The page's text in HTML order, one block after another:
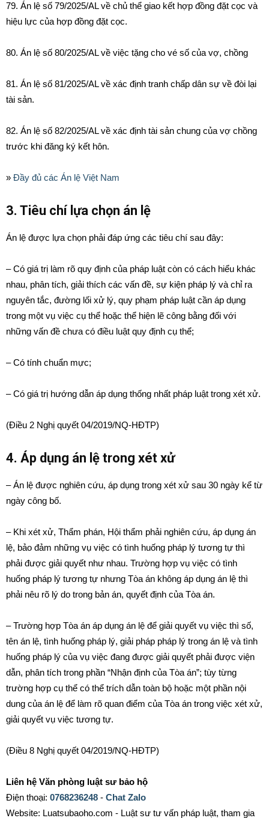
79. Án lệ số 79/2025/AL về chủ thể giao kết hợp đồng đặt cọc và
hiệu lực của hợp đồng đặt cọc.
80. Án lệ số 80/2025/AL về việc tặng cho vé số của vợ, chồng
81. Án lệ số 81/2025/AL về xác định tranh chấp dân sự về đòi lại
tài sản.
82. Án lệ số 82/2025/AL về xác định tài sản chung của vợ chồng
trước khi đăng ký kết hôn.
» Đầy đủ các Án lệ Việt Nam
3. Tiêu chí lựa chọn án lệ
Án lệ được lựa chọn phải đáp ứng các tiêu chí sau đây:
– Có giá trị làm rõ quy định của pháp luật còn có cách hiểu khác
nhau, phân tích, giải thích các vấn đề, sự kiện pháp lý và chỉ ra
nguyên tắc, đường lối xử lý, quy phạm pháp luật cần áp dụng
trong một vụ việc cụ thể hoặc thể hiện lẽ công bằng đối với
những vấn đề chưa có điều luật quy định cụ thể;
– Có tính chuẩn mực;
– Có giá trị hướng dẫn áp dụng thống nhất pháp luật trong xét xử.
(Điều 2 Nghị quyết 04/2019/NQ-HĐTP)
4. Áp dụng án lệ trong xét xử
– Án lệ được nghiên cứu, áp dụng trong xét xử sau 30 ngày kể từ
ngày công bố.
– Khi xét xử, Thẩm phán, Hội thẩm phải nghiên cứu, áp dụng án
lệ, bảo đảm những vụ việc có tình huống pháp lý tương tự thì
phải được giải quyết như nhau. Trường hợp vụ việc có tình
huống pháp lý tương tự nhưng Tòa án không áp dụng án lệ thì
phải nêu rõ lý do trong bản án, quyết định của Tòa án.
– Trường hợp Tòa án áp dụng án lệ để giải quyết vụ việc thì số,
tên án lệ, tình huống pháp lý, giải pháp pháp lý trong án lệ và tình
huống pháp lý của vụ việc đang được giải quyết phải được viện
dẫn, phân tích trong phần “Nhận định của Tòa án”; tùy từng
trường hợp cụ thể có thể trích dẫn toàn bộ hoặc một phần nội
dung của án lệ để làm rõ quan điểm của Tòa án trong việc xét xử,
giải quyết vụ việc tương tự.
(Điều 8 Nghị quyết 04/2019/NQ-HĐTP)
Liên hệ Văn phòng luật sư bảo hộ
Điện thoại: 0768236248 - Chat Zalo
Website: Luatsubaoho.com - Luật sư tư vấn pháp luật, tham gia